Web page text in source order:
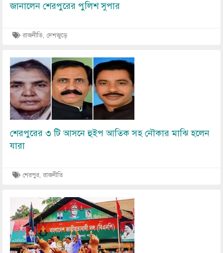
জানালেন শেরপুরের পুলিশ সুপার
রাজনীতি, দেশজুড়ে
Image
শেরপুরের ৩ টি আসনে হুইপ আতিক সহ নৌকার মাঝি হলেন
যারা
শেরপুর, রাজনীতি
Image